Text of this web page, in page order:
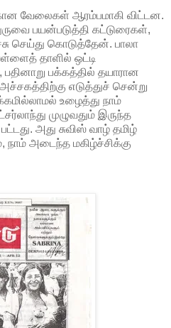
வேலைகள் ஆரம்பமாகி விட்டன.
பயன்படுத்தி கட்டுரைகள்,
செய்து கொடுத்தேன். பாலா
தாளில் ஒட்டி
பக்கத்தில் தயாரான
எடுத்துச் சென்று
உழைத்து நாம்
முழுவதும் இருந்த
அது சுவிஸ் வாழ் தமிழ்
நாம் அடைந்த மகிழ்ச்சிக்கு